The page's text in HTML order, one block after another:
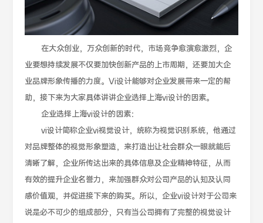
在大众创业，万众创新的时代，市场竞争愈演愈激烈，企
业要想持续发展不仅要加快创新产品的上市周期，还要加大企
业品牌形象传播的力度。Vi设计能够对企业发展带来一定的帮
助，接下来为大家具体讲讲企业选择上海vi设计的因素。
企业选择上海vi设计的因素：
vi设计简称企业vi视觉设计，统称为视觉识别系统，他通过
对品牌整体的视觉形象塑造，来打造出让社会群众一眼就能后
清晰了解，企业所传达出来的具体信息及企业精神特征，从而
有效的提升企业名誉力，来加强群众对公司产品的认知及认同
感价值观，并促进接下来的购买。所以，企业vi设计对于公司来
说是必不可少的组成部分，只有当公司拥有了完整的视觉设计